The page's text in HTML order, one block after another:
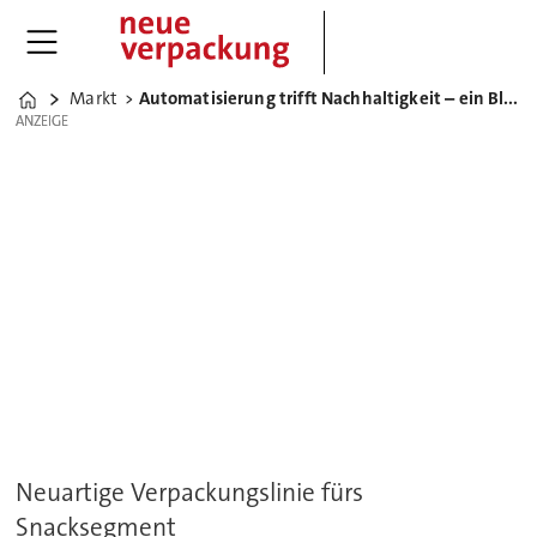
Home
Markt Automatisierung trifft Nachhaltigkeit – ein Blick ins Phoenix Universe
ANZEIGE
ANZEIGE
Neuartige Verpackungslinie fürs
Snacksegment